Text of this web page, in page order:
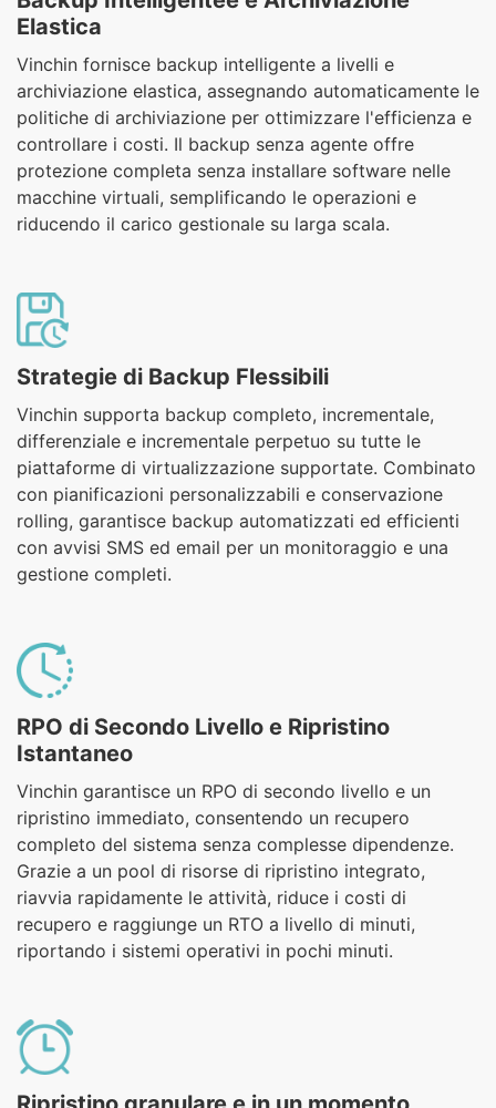
Elastica
Vinchin fornisce backup intelligente a livelli e
archiviazione elastica, assegnando automaticamente le
politiche di archiviazione per ottimizzare l'efficienza e
controllare i costi. Il backup senza agente offre
protezione completa senza installare software nelle
macchine virtuali, semplificando le operazioni e
riducendo il carico gestionale su larga scala.
Strategie di Backup Flessibili
Vinchin supporta backup completo, incrementale,
differenziale e incrementale perpetuo su tutte le
piattaforme di virtualizzazione supportate. Combinato
con pianificazioni personalizzabili e conservazione
rolling, garantisce backup automatizzati ed efficienti
con avvisi SMS ed email per un monitoraggio e una
gestione completi.
RPO di Secondo Livello e Ripristino
Istantaneo
Vinchin garantisce un RPO di secondo livello e un
ripristino immediato, consentendo un recupero
completo del sistema senza complesse dipendenze.
Grazie a un pool di risorse di ripristino integrato,
riavvia rapidamente le attività, riduce i costi di
recupero e raggiunge un RTO a livello di minuti,
riportando i sistemi operativi in pochi minuti.